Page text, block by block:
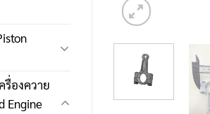
รื่องควาย
Engine